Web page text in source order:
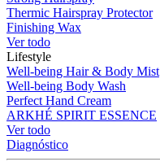
Thermic Hairspray Protector
Finishing Wax
Ver todo
Lifestyle
Well-being Hair & Body Mist
Well-being Body Wash
Perfect Hand Cream
ARKHÉ SPIRIT ESSENCE
Ver todo
Diagnóstico